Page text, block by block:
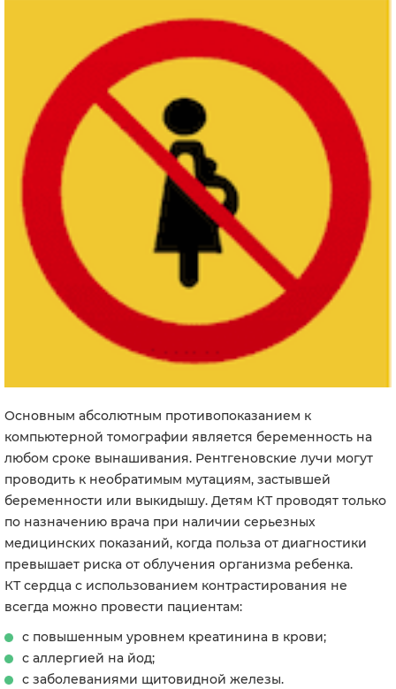
Основным абсолютным противопоказанием к
компьютерной томографии является беременность на
любом сроке вынашивания. Рентгеновские лучи могут
проводить к необратимым мутациям, застывшей
беременности или выкидышу. Детям КТ проводят только
по назначению врача при наличии серьезных
медицинских показаний, когда польза от диагностики
превышает риска от облучения организма ребенка.
КТ сердца с использованием контрастирования не
всегда можно провести пациентам:
с повышенным уровнем креатинина в крови;
с аллергией на йод;
с заболеваниями щитовидной железы.